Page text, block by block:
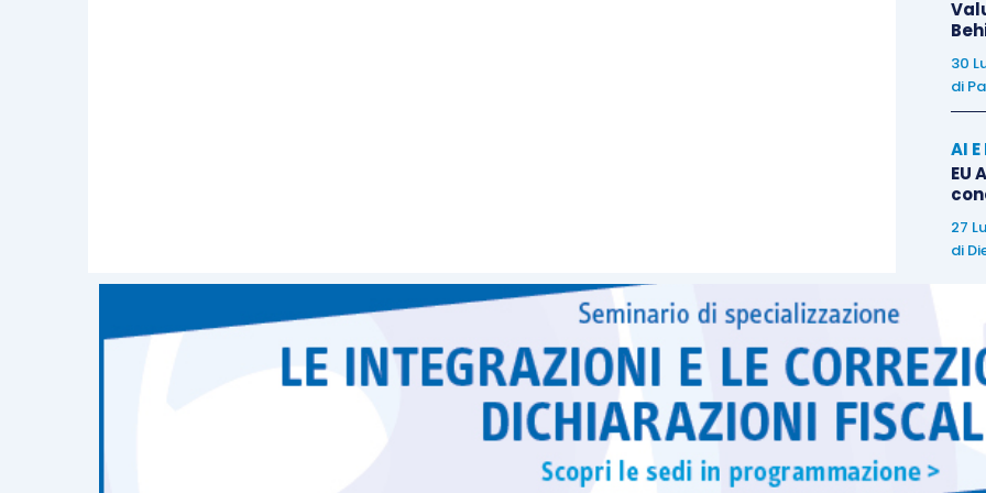
ciascun genitore può beneficiare della detrazione del 19% sull’importo massimo di 2.633
euro.
30
di
AI
EU
27
di